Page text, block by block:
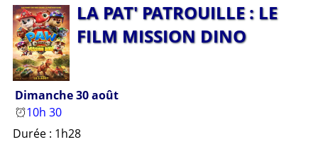
LA PAT' PAT­ROUIL­LE : LE
FIL­M MIS­SION DINO
Dimanche 30 août
10h 30
Durée : 1h28